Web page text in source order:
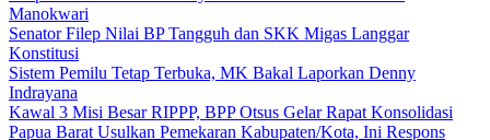
Manokwari
Senator Filep Nilai BP Tangguh dan SKK Migas Langgar
Konstitusi
Sistem Pemilu Tetap Terbuka, MK Bakal Laporkan Denny
Indrayana
Kawal 3 Misi Besar RIPPP, BPP Otsus Gelar Rapat Konsolidasi
Papua Barat Usulkan Pemekaran Kabupaten/Kota, Ini Respons